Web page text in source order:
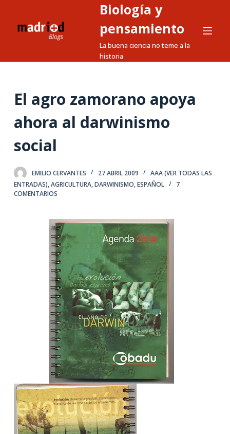
a
n
e
n
Biología y
pensamiento
La buena ciencia no teme a la
historia
El agro zamorano apoya
ahora al darwinismo
social
EMILIO CERVANTES 27 ABRIL 2009
AAA (VER TODAS LAS
ENTRADAS),AGRICULTURA,DARWINISMO,ESPAÑOL
7
COMENTARIOS